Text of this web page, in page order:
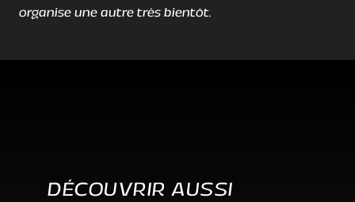
organise une autre très bientôt.
DÉCOUVRIR AUSSI